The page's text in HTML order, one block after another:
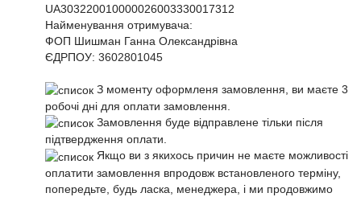
UA303220010000026003330017312
Найменування отримувача:
ФОП Шишман Ганна Олександрівна
ЄДРПОУ: 3602801045
З моменту оформленя замовлення, ви маєте 3
робочі дні для оплати замовлення.
Замовлення буде відправлене тільки після
підтвердження оплати.
Якщо ви з якихось причин не маєте можливості
оплатити замовлення впродовж встановленого терміну,
попередьте, будь ласка, менеджера, і ми продовжимо